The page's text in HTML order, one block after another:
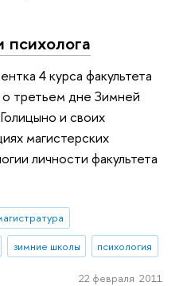
4 курса факультета
о третьем дне Зимней
и своих
магистерских
личности факультета
зимние школы психология
22 февраля 2011